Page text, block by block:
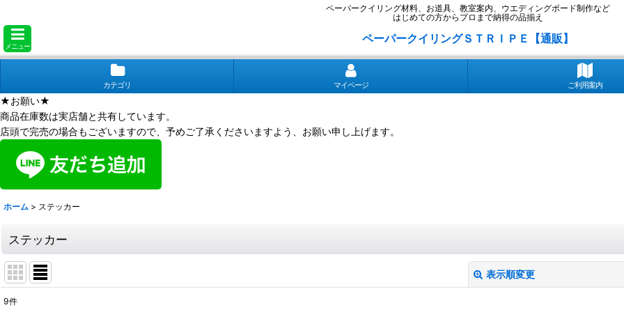
ペーパークイリング材料、お道具、教室案内、ウエディングボード制作など
はじめての方からプロまで納得の品揃え
メニュー
ペーパークイリングＳＴＲＩＰＥ【通販】
カテゴリ マイページ ご利用案内
★お願い★
商品在庫数は実店舗と共有しています。
店頭で完売の場合もございますので、予めご了承くださいますよう、お願い申し上げます。
ホーム > ステッカー
ステッカー
表示順変更
9件